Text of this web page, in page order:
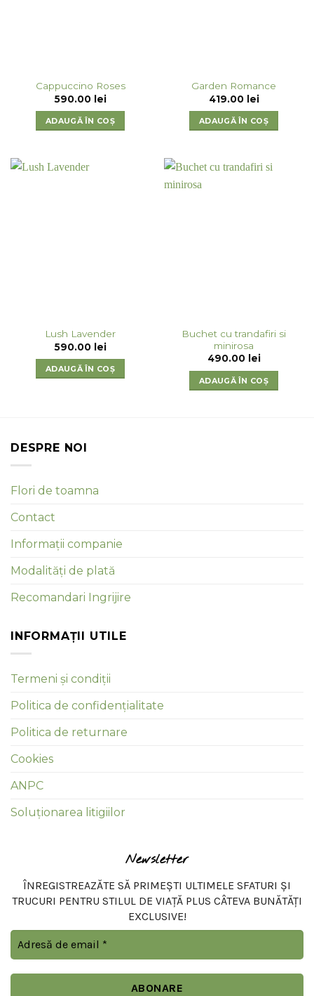
Cappuccino Roses
590.00 lei
ADAUGĂ ÎN COȘ
Garden Romance
419.00 lei
ADAUGĂ ÎN COȘ
Lush Lavender
590.00 lei
ADAUGĂ ÎN COȘ
Buchet cu trandafiri si
minirosa
490.00
lei
ADAUGĂ ÎN COȘ
DESPRE NOI
Flori de toamna
Contact
Informații companie
Modalități de plată
Recomandari Ingrijire
INFORMAȚII UTILE
Termeni și condiții
Politica de confidențialitate
Politica de returnare
Cookies
ANPC
Soluționarea litigiilor
Newsletter
ÎNREGISTREAZĂTE SĂ PRIMEȘTI ULTIMELE SFATURI ȘI
TRUCURI PENTRU STILUL DE VIAȚĂ PLUS CÂTEVA BUNĂTĂȚI
EXCLUSIVE!